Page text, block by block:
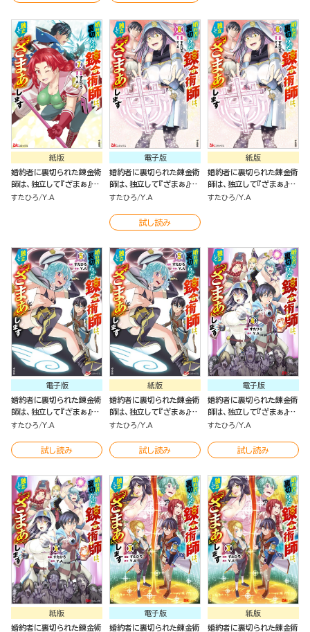
紙版
婚約者に裏切られた錬金術
師は、独立して『ざまぁ』し
ます（７）
すたひろ Y.A
電子版
婚約者に裏切られた錬金術
師は、独立して『ざまぁ』し
ます コミック版 （6）
すたひろ Y.A
試し読み
紙版
婚約者に裏切られた錬金術
師は、独立して『ざまぁ』し
ます（６）
すたひろ Y.A
電子版
婚約者に裏切られた錬金術
師は、独立して『ざまぁ』し
ます コミック版 （5）
すたひろ Y.A
試し読み
紙版
婚約者に裏切られた錬金術
師は、独立して『ざまぁ』し
ます ５
すたひろ Y.A
試し読み
電子版
婚約者に裏切られた錬金術
師は、独立して『ざまぁ』し
ます（4）
すたひろ Y.A
試し読み
紙版
婚約者に裏切られた錬金術
電子版
婚約者に裏切られた錬金術
紙版
婚約者に裏切られた錬金術